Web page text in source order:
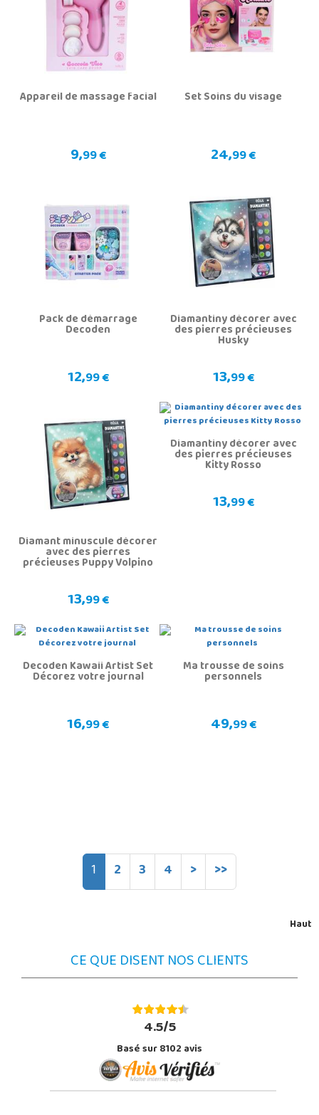
Appareil de massage facial
9,99 €
Set Soins du visage
24,99 €
Pack de démarrage
Decoden
12,99 €
Diamantiny décorer avec
des pierres précieuses
Husky
13,99 €
Diamant minuscule décorer
avec des pierres
précieuses Puppy Volpino
13,99 €
Diamantiny décorer avec
des pierres précieuses
Kitty Rosso
13,99 €
Decoden Kawaii Artist Set
Décorez votre journal
16,99 €
Ma trousse de soins
personnels
49,99 €
1 2 3 4 > >>
Haut
CE QUE DISENT NOS CLIENTS
4.5/5
Basé sur 8102 avis